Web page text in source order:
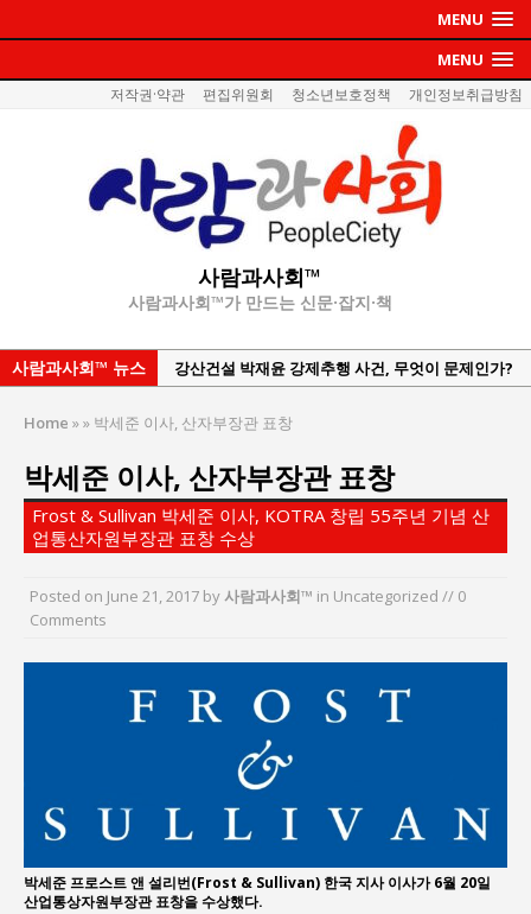
MENU
MENU
저작권·약관 편집위원회 청소년보호정책 개인정보취급방침
사람과사회™
사람과사회™가 만드는 신문·잡지·책
사람과사회™ 뉴스
강산건설 박재윤 강제추행 사건, 무엇이 문제인가?
세미나 개최
서효석 충청향우회중앙회 총재 취임 논란 확산
지방의회 공약은 ‘빛 좋은 개살구’인가?
“엄마의 절박함과 ‘실무형 정치인’으로 생활정치 실
이홍원 작가, 생활문화상품 4종 판매
통일 지향 2국가론: 한반도 평화의 새로운 길
Home »» 박세준 이사, 산자부장관 표창
박세준 이사, 산자부장관 표창
Frost & Sullivan 박세준 이사, KOTRA 창립 55주년 기념 산
업통산자원부장관 표창 수상
Posted on June 21, 2017 by사람과사회™ in Uncategorized // 0
Comments
박세준 프로스트 앤 설리번(Frost & Sullivan) 한국 지사 이사가 6월 20일
산업통상자원부장관 표창을 수상했다.